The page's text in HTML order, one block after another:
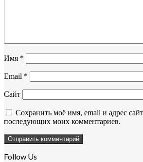
Имя *
Email *
Сайт
Сохранить моё имя, email и адрес
последующих моих комментариев.
Follow Us